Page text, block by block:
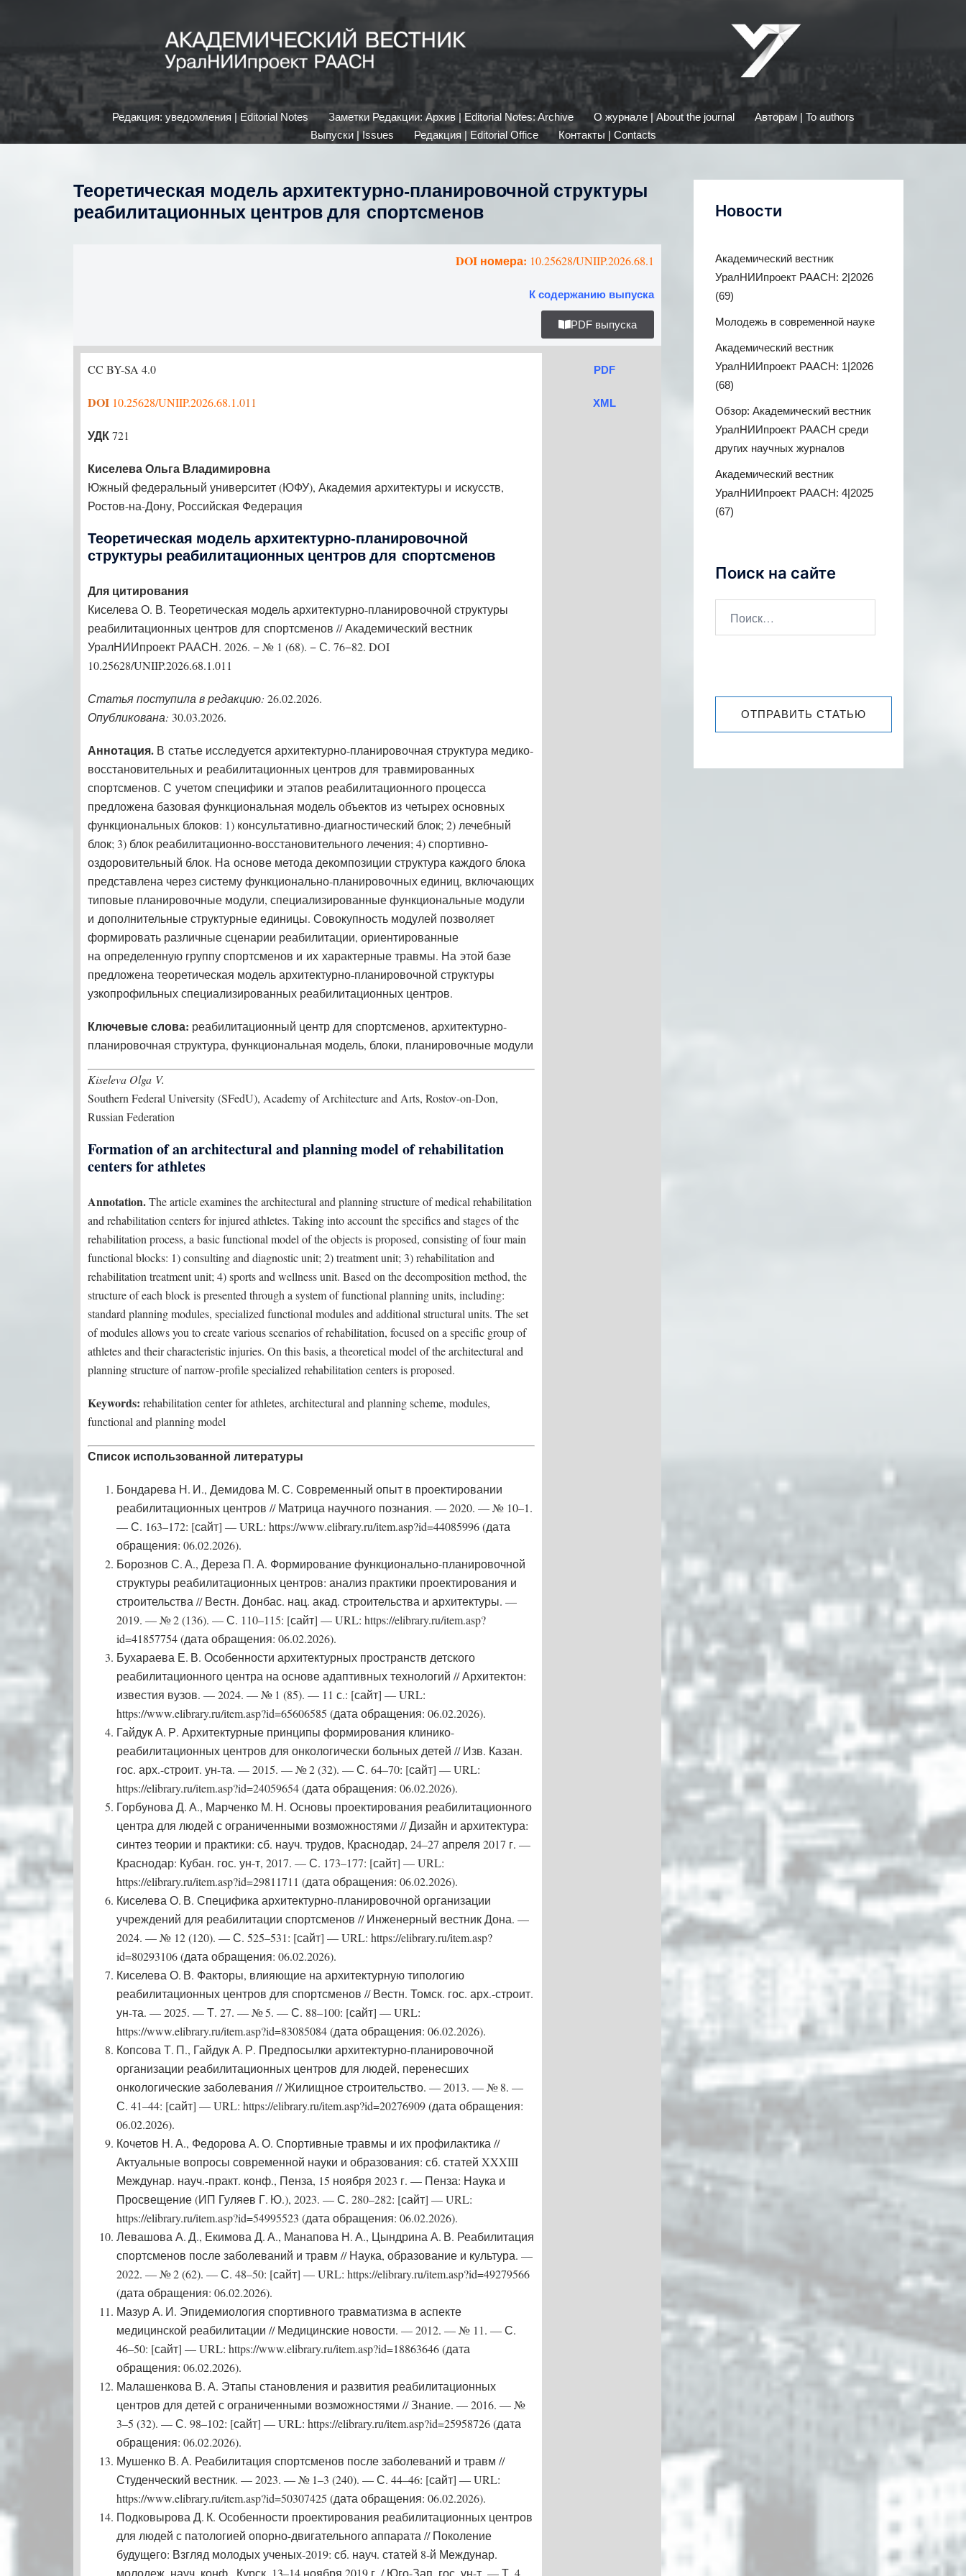
Редакция: уведомления | Editorial Notes Заметки Редакции: Архив | Editorial Notes: Archive О журнале | About the journal
Авторам | To authors
Выпуски | Issues
Редакция | Editorial Office Контакты | Contacts
Теоретическая модель архитектурно-планировочной структуры
реабилитационных центров для спортсменов
DOI номера: 10.25628/UNIIP.2026.68.1
К содержанию выпуска
PDF выпуска
CC BY-SA 4.0
DOI 10.25628/UNIIP.2026.68.1.011
УДК721
Киселева Ольга Владимировна
Южный федеральный университет (ЮФУ), Академия архитектуры и искусств,
Ростов-на-Дону, Российская Федерация
Теоретическая модель архитектурно-планировочной
структуры реабилитационных центров для спортсменов
Для цитирования
Киселева О. В. Теоретическая модель архитектурно-планировочной структуры
реабилитационных центров для спортсменов // Академический вестник
УралНИИпроект РААСН. 2026. − № 1 (68). − С. 76−82. DOI
10.25628/UNIIP.2026.68.1.011
Статья поступила в редакцию: 26.02.2026.
Опубликована: 30.03.2026.
Аннотация. В статье исследуется архитектурно-планировочная структура медико-
восстановительных и реабилитационных центров для травмированных
спортсменов. С учетом специфики и этапов реабилитационного процесса
предложена базовая функциональная модель объектов из четырех основных
функциональных блоков: 1) консультативно-диагностический блок; 2) лечебный
блок; 3) блок реабилитационно-восстановительного лечения; 4) спортивно-
оздоровительный блок. На основе метода декомпозиции структура каждого блока
представлена через систему функционально-планировочных единиц, включающих
типовые планировочные модули, специализированные функциональные модули
и дополнительные структурные единицы. Совокупность модулей позволяет
формировать различные сценарии реабилитации, ориентированные
на определенную группу спортсменов и их характерные травмы. На этой базе
предложена теоретическая модель архитектурно-планировочной структуры
узкопрофильных специализированных реабилитационных центров.
Ключевые слова: реабилитационный центр для спортсменов, архитектурно-
планировочная структура, функциональная модель, блоки, планировочные модули
Kiseleva Olga V.
Southern Federal University (SFedU), Academy of Architecture and Arts, Rostov-on-Don,
Russian Federation
Formation of an architectural and planning model of rehabilitation
centers for athletes
Annotation.The article examines the architectural and planning structure of medical rehabilitation
and rehabilitation centers for injured athletes. Taking into account the specifics and stages of the
rehabilitation process, a basic functional model of the objects is proposed, consisting of four main
functional blocks: 1) consulting and diagnostic unit; 2) treatment unit; 3) rehabilitation and
rehabilitation treatment unit; 4) sports and wellness unit. Based on the decomposition method, the
structure of each block is presented through a system of functional planning units, including:
standard planning modules, specialized functional modules and additional structural units. The set
of modules allows you to create various scenarios of rehabilitation, focused on a specific group of
athletes and their characteristic injuries. On this basis, a theoretical model of the architectural and
planning structure of narrow-profile specialized rehabilitation centers is proposed.
Keywords: rehabilitation center for athletes, architectural and planning scheme, modules,
functional and planning model
Список использованной литературы
Бондарева Н. И., Демидова М. С. Современный опыт в проектировании
реабилитационных центров // Матрица научного познания. — 2020. — № 10–1.
— С. 163–172: [сайт] — URL: https://www.elibrary.ru/item.asp?id=44085996 (дата
обращения: 06.02.2026).
Борознов С. А., Дереза П. А. Формирование функционально-планировочной
структуры реабилитационных центров: анализ практики проектирования и
строительства // Вестн. Донбас. нац. акад. строительства и архитектуры. —
2019. — № 2 (136). — С. 110–115: [сайт] — URL: https://elibrary.ru/item.asp?
id=41857754 (дата обращения: 06.02.2026).
Бухараева Е. В. Особенности архитектурных пространств детского
реабилитационного центра на основе адаптивных технологий // Архитектон:
известия вузов. — 2024. — № 1 (85). — 11 с.: [сайт] — URL:
https://www.elibrary.ru/item.asp?id=65606585 (дата обращения: 06.02.2026).
Гайдук А. Р. Архитектурные принципы формирования клинико-
реабилитационных центров для онкологически больных детей // Изв. Казан.
гос. арх.-строит. ун-та. — 2015. — № 2 (32). — С. 64–70: [сайт] — URL:
https://elibrary.ru/item.asp?id=24059654 (дата обращения: 06.02.2026).
Горбунова Д. А., Марченко М. Н. Основы проектирования реабилитационного
центра для людей с ограниченными возможностями // Дизайн и архитектура:
синтез теории и практики: сб. науч. трудов, Краснодар, 24–27 апреля 2017 г. —
Краснодар: Кубан. гос. ун-т, 2017. — С. 173–177: [сайт] — URL:
https://elibrary.ru/item.asp?id=29811711 (дата обращения: 06.02.2026).
Киселева О. В. Специфика архитектурно-планировочной организации
учреждений для реабилитации спортсменов // Инженерный вестник Дона. —
2024. — № 12 (120). — С. 525–531: [сайт] — URL: https://elibrary.ru/item.asp?
id=80293106 (дата обращения: 06.02.2026).
Киселева О. В. Факторы, влияющие на архитектурную типологию
реабилитационных центров для спортсменов // Вестн. Томск. гос. арх.-строит.
ун-та. — 2025. — Т. 27. — № 5. — С. 88–100: [сайт] — URL:
https://www.elibrary.ru/item.asp?id=83085084 (дата обращения: 06.02.2026).
Копсова Т. П., Гайдук А. Р. Предпосылки архитектурно-планировочной
организации реабилитационных центров для людей, перенесших
онкологические заболевания // Жилищное строительство. — 2013. — № 8. —
С. 41–44: [сайт] — URL: https://elibrary.ru/item.asp?id=20276909 (дата обращения:
06.02.2026).
Кочетов Н. А., Федорова А. О. Спортивные травмы и их профилактика //
Актуальные вопросы современной науки и образования: сб. статей XXXIII
Междунар. науч.-практ. конф., Пенза, 15 ноября 2023 г. — Пенза: Наука и
Просвещение (ИП Гуляев Г. Ю.), 2023. — С. 280–282: [сайт] — URL:
https://elibrary.ru/item.asp?id=54995523 (дата обращения: 06.02.2026).
Левашова А. Д., Екимова Д. А., Манапова Н. А., Цындрина А. В. Реабилитация
спортсменов после заболеваний и травм // Наука, образование и культура. —
2022. — № 2 (62). — С. 48–50: [сайт] — URL: https://elibrary.ru/item.asp?id=49279566
(дата обращения: 06.02.2026).
Мазур А. И. Эпидемиология спортивного травматизма в аспекте
медицинской реабилитации // Медицинские новости. — 2012. — № 11. — С.
46–50: [сайт] — URL: https://www.elibrary.ru/item.asp?id=18863646 (дата
обращения: 06.02.2026).
Малашенкова В. А. Этапы становления и развития реабилитационных
центров для детей с ограниченными возможностями // Знание. — 2016. — №
3–5 (32). — С. 98–102: [сайт] — URL: https://elibrary.ru/item.asp?id=25958726 (дата
обращения: 06.02.2026).
Мушенко В. А. Реабилитация спортсменов после заболеваний и травм //
Студенческий вестник. — 2023. — № 1–3 (240). — С. 44–46: [сайт] — URL:
https://www.elibrary.ru/item.asp?id=50307425 (дата обращения: 06.02.2026).
Подковырова Д. К. Особенности проектирования реабилитационных центров
для людей с патологией опорно-двигательного аппарата // Поколение
будущего: Взгляд молодых ученых-2019: сб. науч. статей 8‑й Междунар.
молодеж. науч. конф., Курск, 13–14 ноября 2019 г. / Юго-Зап. гос. ун-т. — Т. 4.
PDF
XML
Новости
Академический вестник
УралНИИпроект РААСН: 2|2026
(69)
Молодежь в современной науке
Академический вестник
УралНИИпроект РААСН: 1|2026
(68)
Обзор: Академический вестник
УралНИИпроект РААСН среди
других научных журналов
Академический вестник
УралНИИпроект РААСН: 4|2025
(67)
Поиск на сайте
ОТПРАВИТЬ СТАТЬЮ